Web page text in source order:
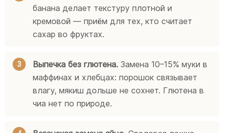
банана делает текстуру плотной и
кремовой — приём для тех, кто считает
сахар во фруктах.
Выпечка без глютена. Замена 10–15% муки в
маффинах и хлебцах: порошок связывает
влагу, мякиш дольше не сохнет. Глютена в
чиа нет по природе.